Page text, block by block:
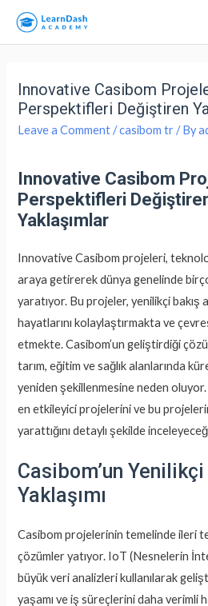
Innovative Casibom
Perspektifleri Değiştiren
Leave a Comment /casibom tr/ By
Innovative Casibom
Perspektifleri Değiştiren
Yaklaşımlar
Innovative Casibom projeleri,
araya getirerek dünya genelinde
yaratıyor. Bu projeler, yenilikçi bakış
hayatlarını kolaylaştırmakta ve
etmekte. Casibom’un geliştirdiği
tarım, eğitim ve sağlık alanlarında
yeniden şekillenmesine neden oluyor.
en etkileyici projelerini ve bu
yarattığını detaylı şekilde
Casibom’un
Yaklaşımı
Casibom projelerinin temelinde ileri
çözümler yatıyor. IoT (Nesnelerin
büyük veri analizleri kullanılarak
yaşamı ve iş süreçlerini daha verimli